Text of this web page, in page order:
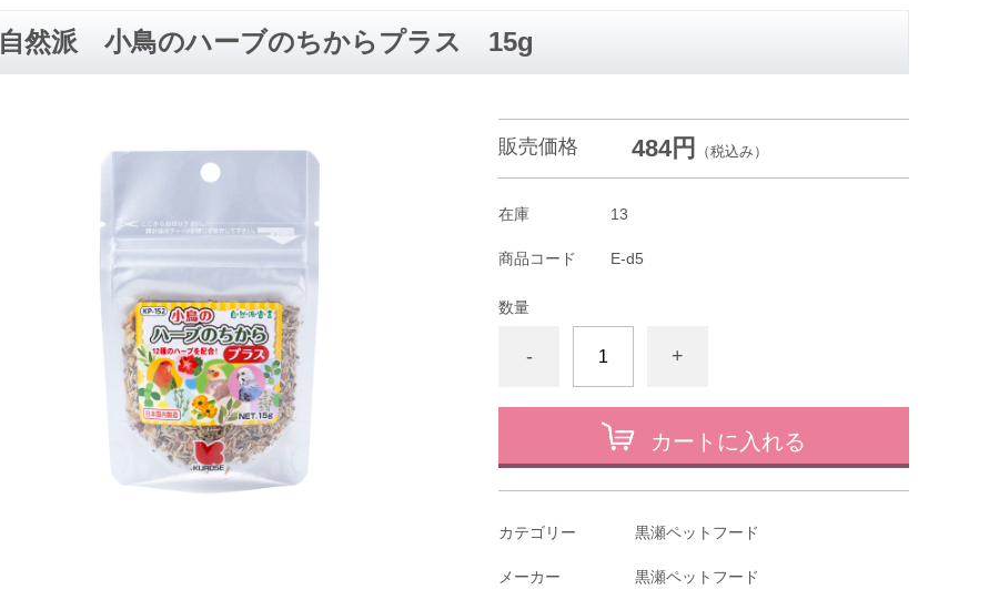
自然派 小鳥のハーブのちからプラス 15g
販売価格 484円 （税込み）
在庫 13
商品コード E-d5
数量
- +
カートに入れる
カテゴリー 黒瀬ペットフード
メーカー 黒瀬ペットフード